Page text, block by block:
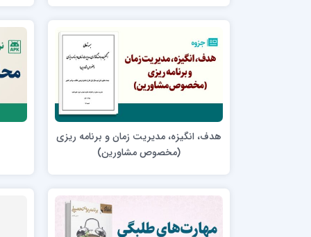
حوزه علمیه امام صادق علیه السلام پرند
مدرسه علمیه آیت الله بهجت(ره)
مدرسه علمیه ائمه اطهار
مدرسه علمیه حضرت بقیة‌ الله(عج)
مدرسه جهانگیرخان
مدرسه علمیه حسنیه
مدرسه علمیه دارالهدی
مدرسه علمیه رسل
مدرسه علمیه شهید صدوقی(ره) واحد2
مدرسه شهید صدوقی ره واحد 4 (شهید ثانی)
مدرسه
مدرسه
مدرسه
هدف، انگیزه، مدیریت زمان و برنامه ریزی
(مخصوص مشاورین)